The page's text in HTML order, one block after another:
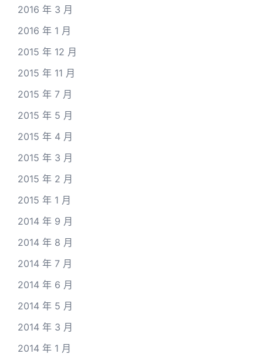
2016 年 3 月
2016 年 1 月
2015 年 12 月
2015 年 11 月
2015 年 7 月
2015 年 5 月
2015 年 4 月
2015 年 3 月
2015 年 2 月
2015 年 1 月
2014 年 9 月
2014 年 8 月
2014 年 7 月
2014 年 6 月
2014 年 5 月
2014 年 3 月
2014 年 1 月